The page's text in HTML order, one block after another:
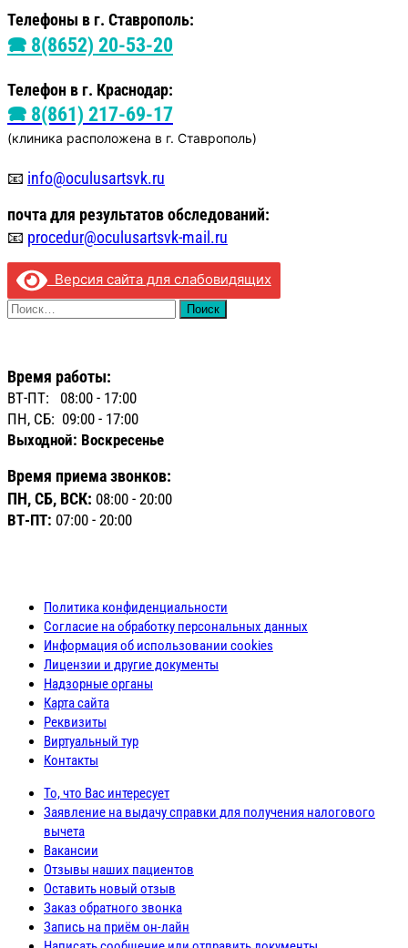
Телефоны в г. Ставрополь:
🕿 8(8652) 20-53-20
Телефон в г. Краснодар:
🕿 8(861) 217-69-17
(клиника расположена в г. Ставрополь)
📧 info@oculusartsvk.ru
почта для результатов обследований:
📧 procedur@oculusartsvk-mail.ru
Версия сайта для слабовидящих
Найти:
Время работы:
ВТ-ПТ: 08:00 - 17:00
ПН, СБ: 09:00 - 17:00
Выходной: Воскресенье
Время приема звонков:
ПН, СБ, ВСК: 08:00 - 20:00
ВТ-ПТ: 07:00 - 20:00
Политика конфиденциальности
Согласие на обработку персональных данных
Информация об использовании cookies
Лицензии и другие документы
Надзорные органы
Карта сайта
Реквизиты
Виртуальный тур
Контакты
То, что Вас интересует
Заявление на выдачу справки для получения налогового
вычета
Вакансии
Отзывы наших пациентов
Оставить новый отзыв
Заказ обратного звонка
Запись на приём он-лайн